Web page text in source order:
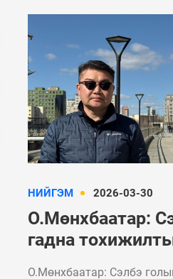
НИЙГЭМ 2026-03-30
О.Мөнхбаатар:
гадна
О.Мөнхбаатар: Сэлбэ